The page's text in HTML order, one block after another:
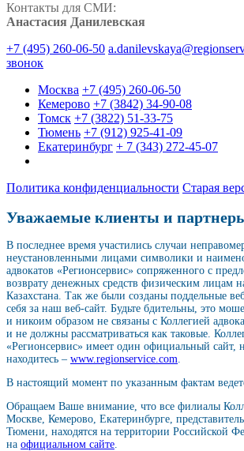
Контакты для СМИ:
Анастасия Данилевская
+7 (495) 260-06-50
звонок
Москва +7 (495) 260-06-50
Кемерово +7 (3842) 34-90-08
Томск +7 (3822) 51-33-75
Тюмень +7 (912) 925-41-09
Екатеринбург + 7 (343) 272-45-07
Политика конфиденциальности Старая
Уважаемые клиенты и
В последнее время участились случаи
неустановленными лицами символики и
адвокатов «Регионсервис» сопряженного с
возврату денежных средств физическим лицам
Казахстана. Так же были созданы поддельные
себя за наш веб-сайт. Будьте бдительны, это
и никоим образом не связаны с Коллегией
и не должны рассматриваться как таковые.
«Регионсервис» имеет один официальный сайт,
находитесь – www.regionservice.com
В настоящий момент по указанным фактам
Обращаем Ваше внимание, что все филиалы
Москве, Кемерово, Екатеринбурге,
Тюмени, находятся на территории Российской
на официальном сайте